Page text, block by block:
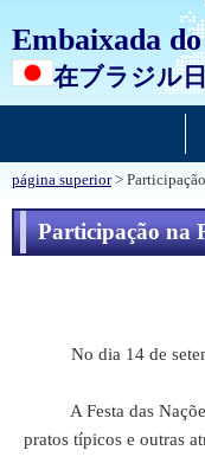
Embaixada
在ブラジル
página superior> Participação
Participação na
No dia 14 de
A Festa das Nações
pratos típicos e outras